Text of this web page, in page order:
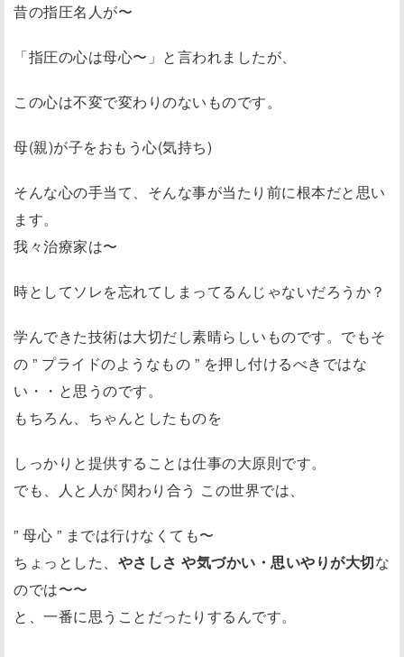
昔の指圧名人が〜
「指圧の心は母心〜」と言われましたが、
この心は不変で変わりのないものです。
母(親)が子をおもう心(気持ち)
そんな心の手当て、そんな事が当たり前に根本だと思い
ます。
我々治療家は〜
時としてソレを忘れてしまってるんじゃないだろうか？
学んできた技術は大切だし素晴らしいものです。でもそ
の ” プライドのようなもの ” を押し付けるべきではな
い・・と思うのです。
もちろん、ちゃんとしたものを
しっかりと提供することは仕事の大原則です。
でも、人と人が 関わり合う この世界では、
” 母心 ” までは行けなくても〜
ちょっとした、 やさしさ や気づかい・思いやりが大切な
のでは〜〜
と、一番に思うことだったりするんです。